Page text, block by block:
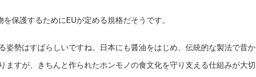
保護するためにEUが定める規格だそうです。
姿勢はすばらしいですね。日本にも醤油をはじめ、伝統的な製法で昔か
ますが、きちんと作られたホンモノの食文化を守り支える仕組みが大切